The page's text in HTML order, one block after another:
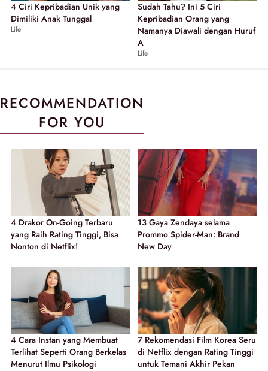
4 Ciri Kepribadian Unik yang
Dimiliki Anak Tunggal
Life
Sudah Tahu? Ini 5 Ciri
Kepribadian Orang yang
Namanya Diawali dengan Huruf
A
Life
RECOMMENDATION
FOR YOU
4 Drakor On-Going Terbaru
yang Raih Rating Tinggi, Bisa
Nonton di Netflix!
13 Gaya Zendaya selama
Prommo Spider-Man: Brand
New Day
4 Cara Instan yang Membuat
Terlihat Seperti Orang Berkelas
Menurut Ilmu Psikologi
7 Rekomendasi Film Korea Seru
di Netflix dengan Rating Tinggi
untuk Temani Akhir Pekan